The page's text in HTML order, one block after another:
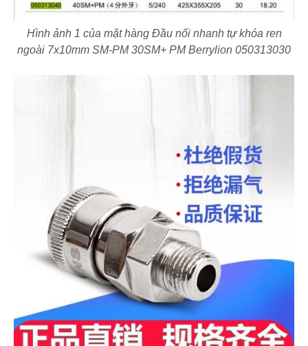
Hình ảnh 1 của mặt hàng Đầu nối nhanh tự khóa ren
ngoài 7x10mm SM-PM 30SM+ PM Berrylion 050313030